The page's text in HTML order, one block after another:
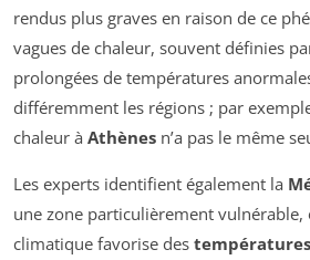
rendus plus graves en raison de ce
vagues de chaleur, souvent définies
prolongées de températures
différemment les régions ; par
chaleur à Athènes n’a pas le même
Les experts identifient également la
une zone particulièrement vulnérable,
climatique favorise des